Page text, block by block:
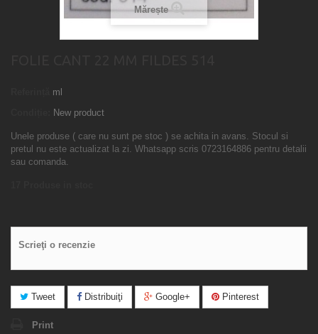
Mărește
ml
New product
Unele produse ( care nu sunt pe stoc ) se achita in avans. Stocul si
pretul nu este actualizat la zi. Whatsapp scris 0723164886 pentru detalii
sau comanda.
Scrieţi o recenzie
Tweet Distribuiţi Google+ Pinterest
Print